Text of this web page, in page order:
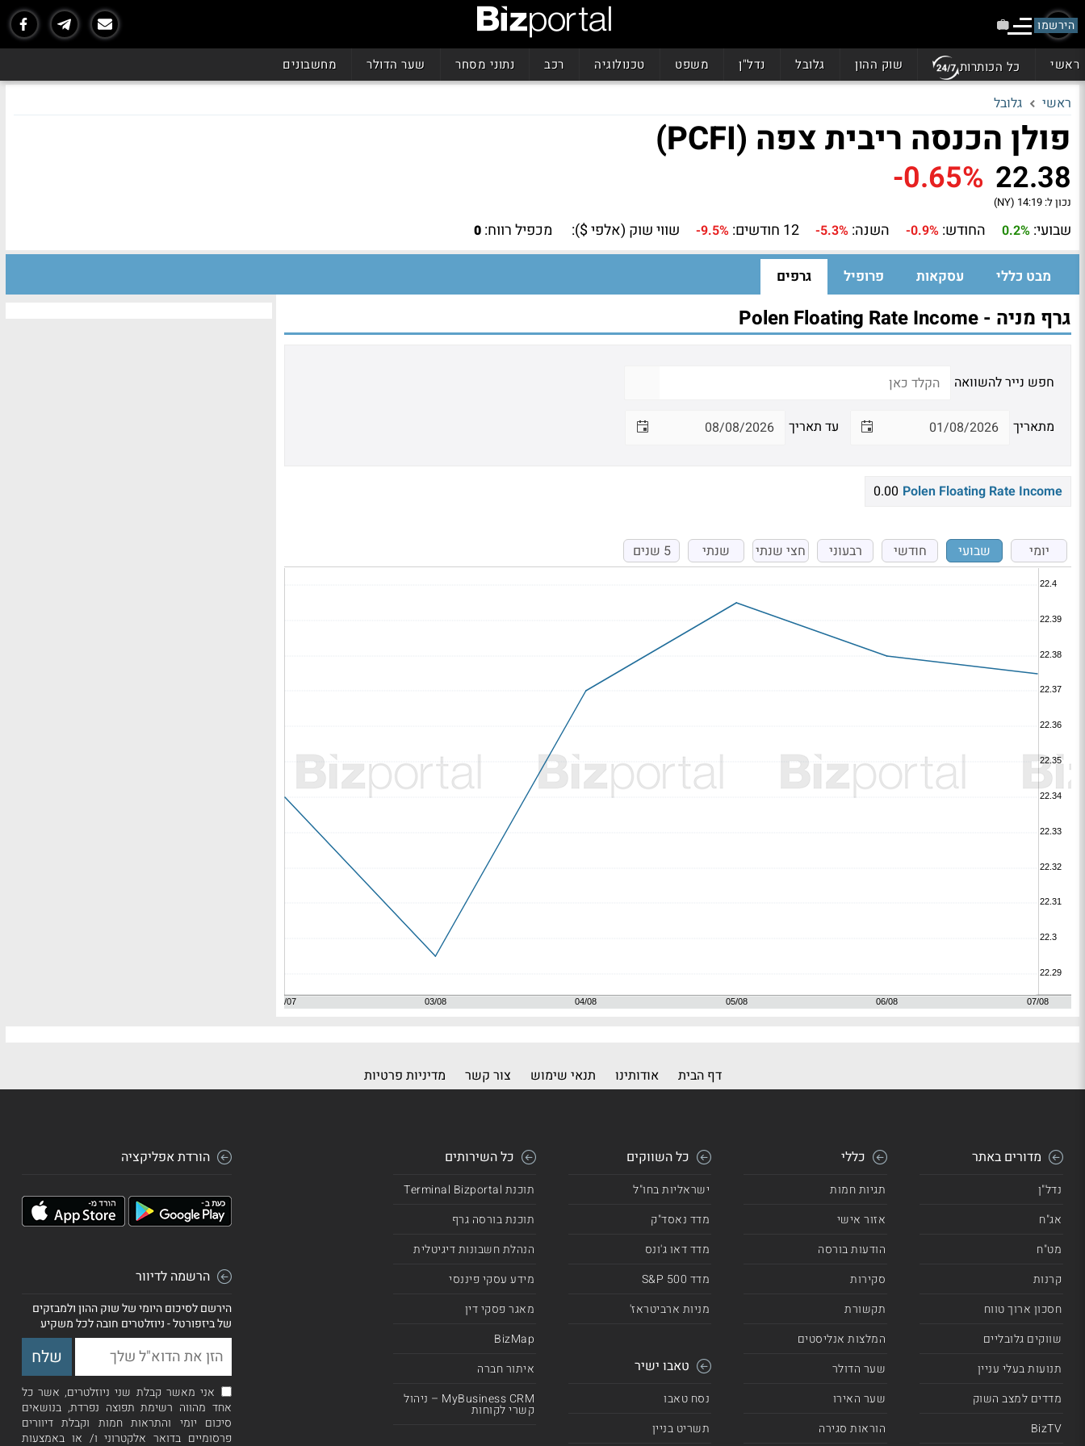
הירשמו
ראשי כל הכותרות שוק ההון גלובל נדל"ן משפט טכנולוגיה רכב נתוני מסחר שער הדולר מחשבונים
ראשי גלובל
פולן הכנסה ריבית צפה (PCFI)
22.38
-0.65%
נכון ל: 14:19 (NY)
שבועי: 0.2% החודש: -0.9% השנה: -5.3% 12 חודשים: -9.5% שווי שוק (אלפי $): מכפיל רווח: 0
מבט כללי עסקאות פרופיל גרפים
גרף מניה - Polen Floating Rate Income
חפש נייר להשוואה
מתאריך עד תאריך
Polen Floating Rate Income
0.00
יומי שבועי חודשי רבעוני חצי שנתי שנתי 5 שנים
דף הבית אודותינו תנאי שימוש צור קשר מדיניות פרטיות
מדורים באתר
נדל"ן
אג"ח
מט"ח
קרנות
חסכון ארוך טווח
שווקים גלובליים
תנועות בעלי עניין
מדדים למצב השוק
BizTV
כללי
תגיות חמות
אזור אישי
הודעות בורסה
סקירות
תקשורת
המלצות אנליסטים
שער הדולר
שער האירו
הוראות סגירה
כל השווקים
ישראליות בחו"ל
מדד נאסד"ק
מדד דאו ג'ונס
מדד 500 S&P
מניות ארביטראז'
טאבו ישיר
נסח טאבו
תשריט בניין
כל השירותים
תוכנת Terminal Bizportal
תוכנת בורסה גרף
הנהלת חשבונות דיגיטלית
מידע עסקי פיננסי
מאגר פסקי דין
BizMap
איתור חברה
MyBusiness CRM – ניהול
קשרי לקוחות
הורדת אפליקציה
הרשמה לדיוור
הירשם לסיכום היומי של שוק ההון ולמבזקים
של ביזפורטל - ניוזלטרים חובה לכל משקיע
אני מאשר קבלת שני ניוזלטרים, אשר כל
אחד מהווה רשימת תפוצה נפרדת, בנושאים
סיכום יומי והתראות חמות וקבלת דיוורים
פרסומיים בדואר אלקטרוני ו/ או באמצעות